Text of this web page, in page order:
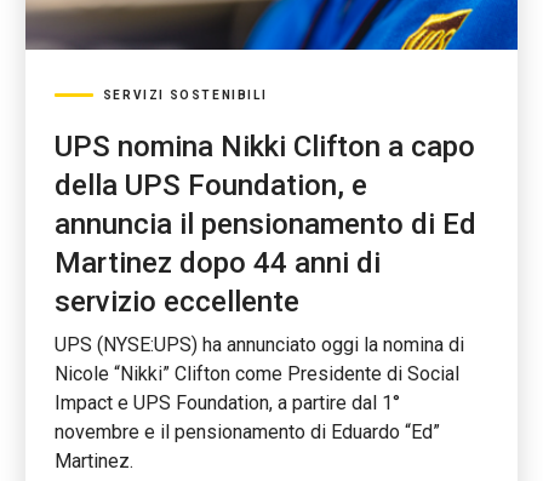
SERVIZI SOSTENIBILI
UPS nomina Nikki Clifton a capo
della UPS Foundation, e
annuncia il pensionamento di Ed
Martinez dopo 44 anni di
servizio eccellente
UPS (NYSE:UPS) ha annunciato oggi la nomina di
Nicole “Nikki” Clifton come Presidente di Social
Impact e UPS Foundation, a partire dal 1°
novembre e il pensionamento di Eduardo “Ed”
Martinez.